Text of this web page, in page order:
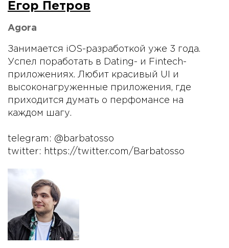
Егор Петров
Agora
Занимается iOS-разработкой уже 3 года.
Успел поработать в Dating- и Fintech-
приложениях. Любит красивый UI и
высоконагруженные приложения, где
приходится думать о перфомансе на
каждом шагу.
telegram: @barbatosso
twitter: https://twitter.com/Barbatosso